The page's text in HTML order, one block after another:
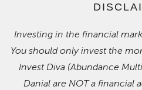
Investing in the financial
You should only invest the
Invest Diva (Abundance
Danial are NOT a financial